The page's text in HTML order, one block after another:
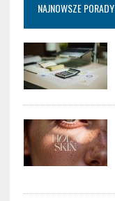
NAJNOWSZE PORADY